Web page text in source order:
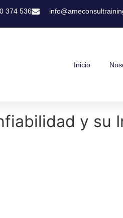
374 536
Inicio
y su